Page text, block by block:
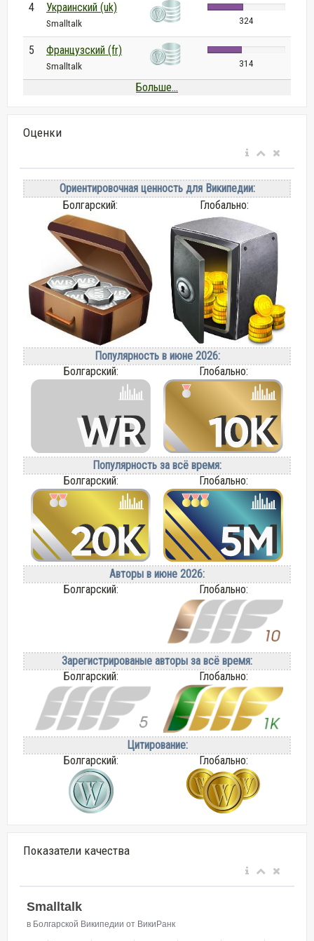
4 Украинский (uk)
Smalltalk 324
5 Французский (fr)
Smalltalk 314
Больше...
Оценки
Ориентировочная ценность для Википедии:
Болгарский:
Глобально:
Популярность в июне 2026:
Болгарский:
Глобально:
Популярность за всё время:
Болгарский:
Глобально:
Авторы в июне 2026:
Болгарский:
Глобально:
Зарегистрированые авторы за всё время:
Болгарский:
Глобально:
Цитирование:
Болгарский:
Глобально:
Показатели качества